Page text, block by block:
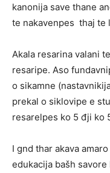
kanonija save thane
te nakavenpes thaj te
Akala resarina valani
resaripe. Aso
o sikamne
prekal o siklovipe e
resarelpes ko 5 đji ko
I gnd thar akava
edukacija bašh